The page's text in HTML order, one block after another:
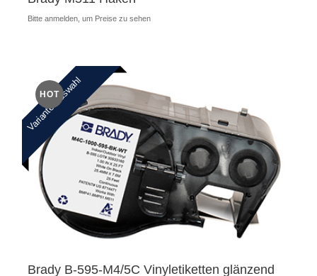
Bitte anmelden, um Preise zu sehen
Variantenauswahl
HOT
Brady B-595-M4/5C Vinyletiketten glänzend